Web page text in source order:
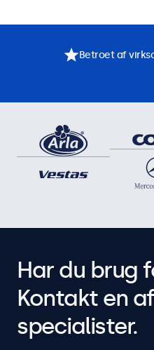
Betroet af
Har du brug
Kontakt en
specialister.